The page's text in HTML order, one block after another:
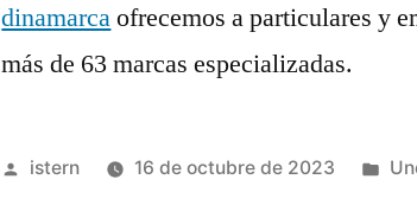
dinamarcaofrecemos a particulares y
más de 63 marcas especializadas.
Publicado
istern 16 de octubre de 2023